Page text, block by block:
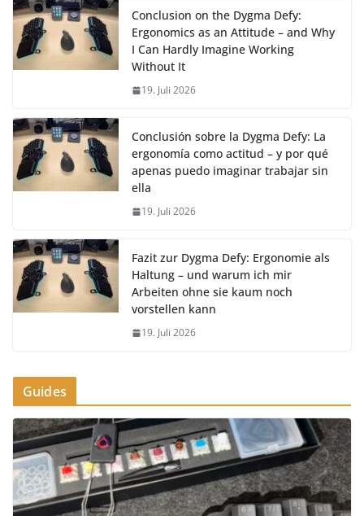
Conclusion on the Dygma Defy:
Ergonomics as an Attitude – and Why
I Can Hardly Imagine Working
Without It
19. Juli 2026
Conclusión sobre la Dygma Defy: La
ergonomía como actitud – y por qué
apenas puedo imaginar trabajar sin
ella
19. Juli 2026
Fazit zur Dygma Defy: Ergonomie als
Haltung – und warum ich mir
Arbeiten ohne sie kaum noch
vorstellen kann
19. Juli 2026
Guides